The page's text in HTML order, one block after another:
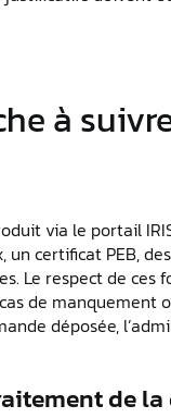
à
via le portail
certificat PEB,
Le respect de
de manquement
déposée,
de la